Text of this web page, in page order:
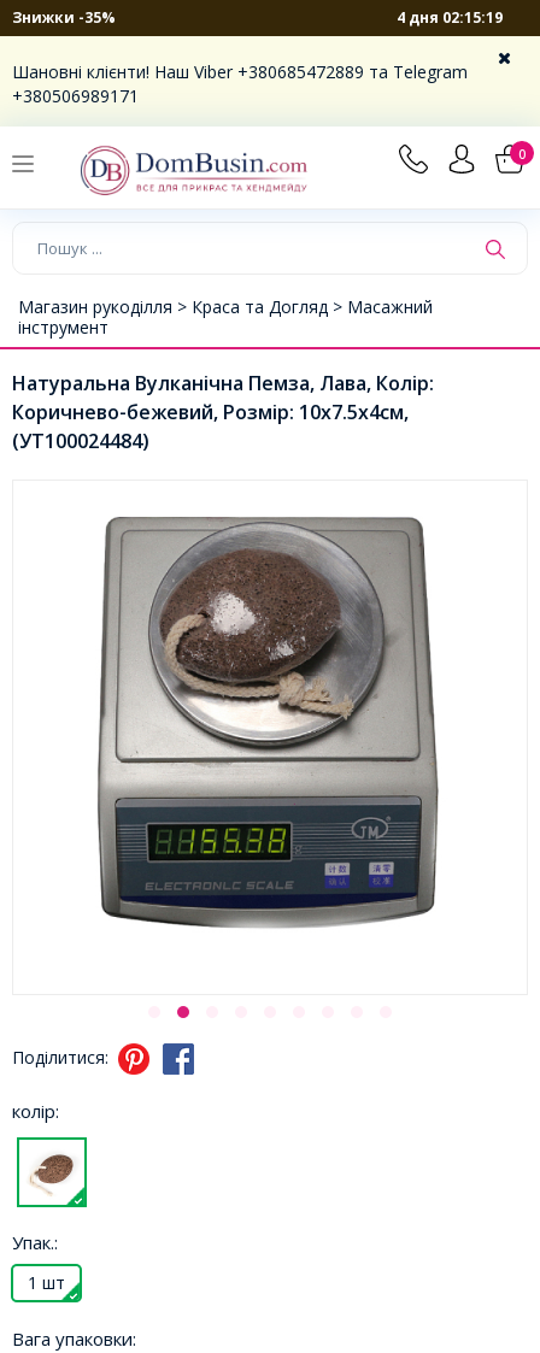
Знижки -35% 4 дня 02:15:19
Шановні клієнти! Наш Viber +380685472889 та Telegram
+380506989171
0
Магазин рукоділля > Краса та Догляд > Масажний
інструмент
Натуральна Вулканічна Пемза, Лава, Колір:
Коричнево-бежевий, Розмір: 10x7.5x4см,
(УТ100024484)
Поділитися:
колір:
Упак.:
1 шт
Вага упаковки: